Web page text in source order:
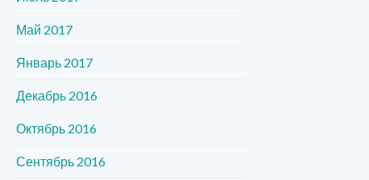
Май 2017
Январь 2017
Декабрь 2016
Октябрь 2016
Сентябрь 2016